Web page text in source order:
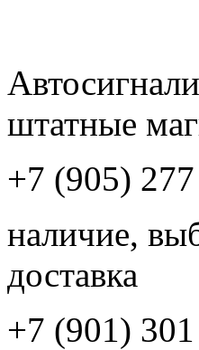
штатные
+7 (905)
наличие,
доставка
+7 (901)